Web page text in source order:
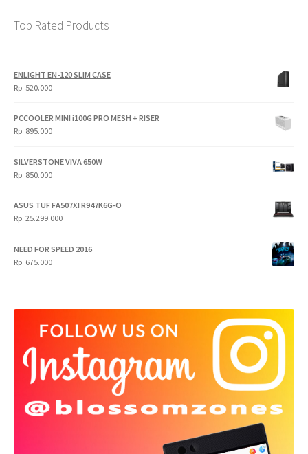
Top Rated Products
ENLIGHT EN-120 SLIM CASE
Rp 520.000
PCCOOLER MINI i100G PRO MESH + RISER
Rp 895.000
SILVERSTONE VIVA 650W
Rp 850.000
ASUS TUF FA507XI R947K6G-O
Rp 25.299.000
NEED FOR SPEED 2016
Rp 675.000